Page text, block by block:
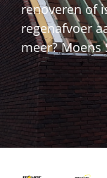
renoveren of
regenafvoer
meer? Moens